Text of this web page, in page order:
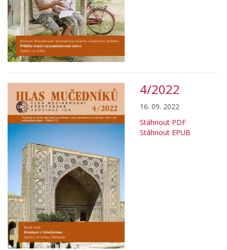
4/2022
16. 09. 2022
Stáhnout PDF
Stáhnout EPUB